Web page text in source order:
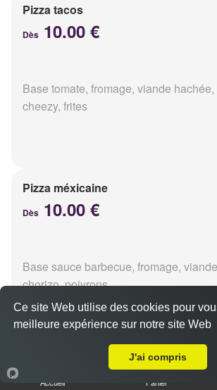
Pizza tacos
Dès 10.00 €
Base tomate, fromage, viande
cheezy, frites
Pizza méxicaine
Dès 10.00 €
Base sauce barbecue, fromage,
chorizo, poivrons
Accueil Panier
Ce site Web utilise des cookies pour
meilleure expérience sur notre site Web
J'ai compris